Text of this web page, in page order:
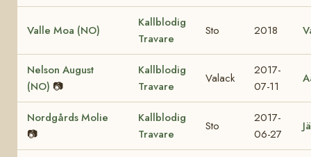
Valle Moa (NO)
Kallblodig
Travare
Sto 2018
Nelson August
(NO) 📷
Kallblodig
Travare
Valack
2017-
07-11
Nordgårds Molie
📷
Kallblodig
Travare
Sto
2017-
06-27